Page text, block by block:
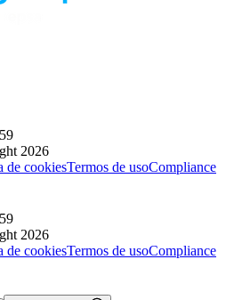
2026
de cookiesTermos de usoCompliance
2026
de cookiesTermos de usoCompliance